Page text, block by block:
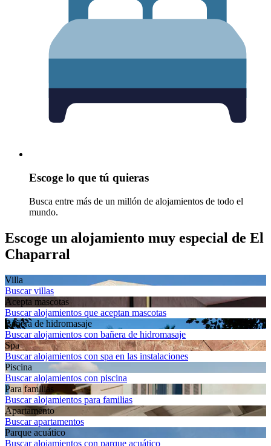
Escoge lo que tú quieras
Busca entre más de un millón de alojamientos de todo el
mundo.
Escoge un alojamiento muy especial de El
Chaparral
Villa
Buscar villas
Acepta mascotas
Buscar alojamientos que aceptan mascotas
Bañera de hidromasaje
Buscar alojamientos con bañera de hidromasaje
Spa
Buscar alojamientos con spa en las instalaciones
Piscina
Buscar alojamientos con piscina
Para familias
Buscar alojamientos para familias
Apartamento
Buscar apartamentos
Parque acuático
Buscar alojamientos con parque acuático